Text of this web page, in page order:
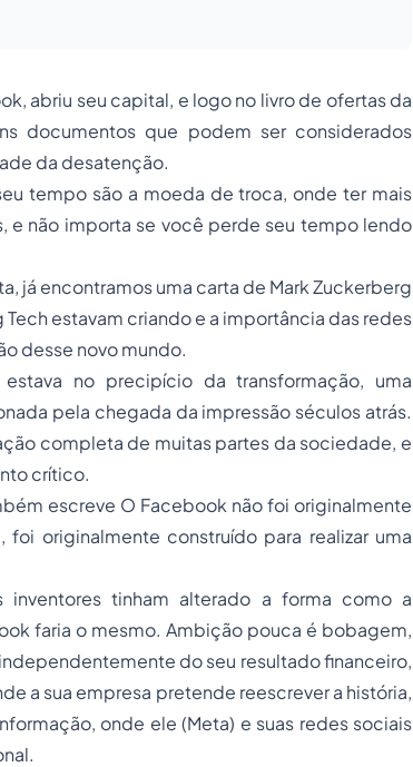
abriu seu capital, e logo no livro de ofertas da
documentos que podem ser considerados
da desatenção.
tempo são a moeda de troca, onde ter mais
e não importa se você perde seu tempo lendo
já encontramos uma carta de Mark Zuckerberg
estavam criando e a importância das redes
desse novo mundo.
no precipício da transformação, uma
pela chegada da impressão séculos atrás.
completa de muitas partes da sociedade, e
crítico.
escreve O Facebook não foi originalmente
originalmente construído para realizar uma
inventores tinham alterado a forma como a
faria o mesmo. Ambição pouca é bobagem,
do seu resultado financeiro,
a sua empresa pretende reescrever a história,
onde ele (Meta) e suas redes sociais